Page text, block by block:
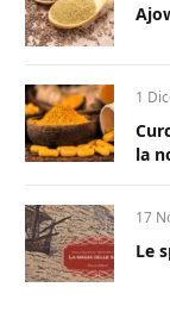
1
la
17
Le